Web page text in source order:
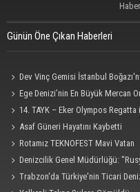
Günün Öne Çıkan Haberleri
Dev Vinç Gemisi İstanbul
Ege Denizi’nin En Büyük Mercan
14. TAYK – Eker Olympos Regatta
Asaf Güneri Hayatını Kaybetti
Rotamız TEKNOFEST Mavi Vatan
Denizcilik Genel Müdürlüğü:
Saldırısına Uğradı"
Trabzon'da Türkiye'nin Ticari